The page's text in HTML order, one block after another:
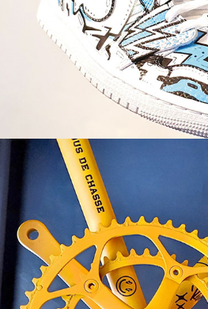
Yellow PUC bike